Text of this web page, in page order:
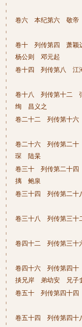
卷六 本纪第六 敬帝
卷十 列传第四 萧
杨公则 邓元起
卷十四 列传第八 江
卷十八 列传第十二
绚 昌义之
卷二十二 列传第十
卷二十六 列传第二
琛 陆杲
卷三十 列传第二十
摛 鲍泉
卷三十四 列传第二
卷三十八 列传第三
卷四十二 列传第三
卷四十六 列传第四
掞兄岸 弟幼安 兄子
卷五十 列传第四十
卷五十四 列传第四